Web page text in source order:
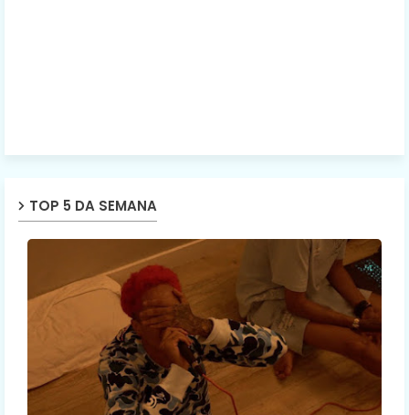
TOP 5 DA SEMANA